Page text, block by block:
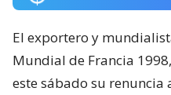
El exportero y
Mundial de Francia 1998,
este sábado su renuncia